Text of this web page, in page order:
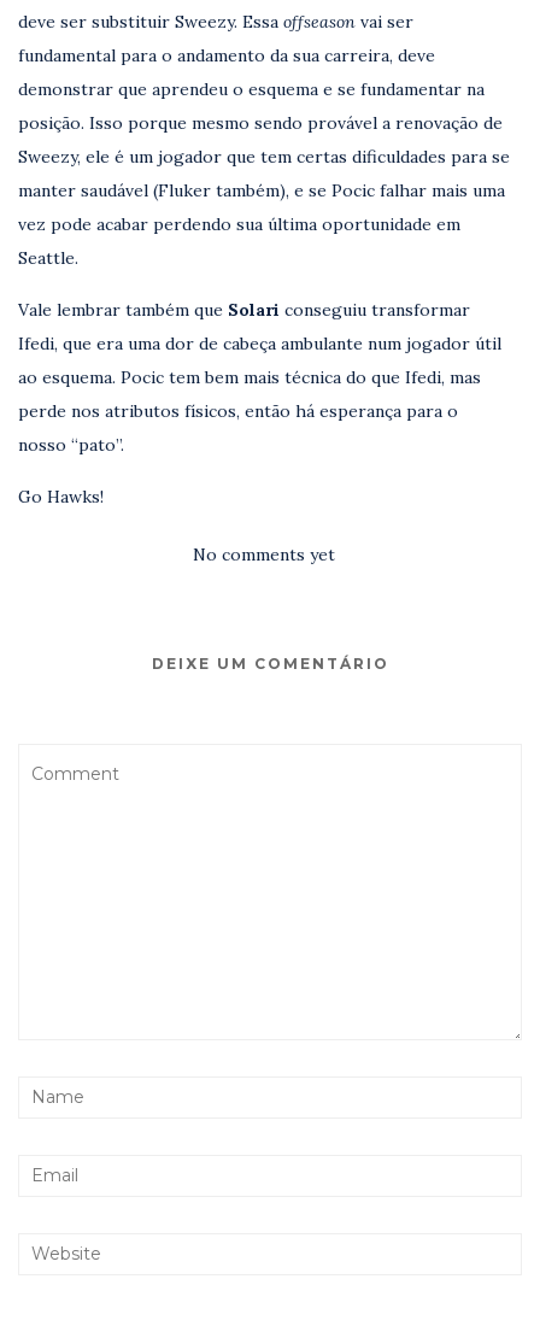
deve ser substituir Sweezy. Essa offseason vai ser
fundamental para o andamento da sua carreira, deve
demonstrar que aprendeu o esquema e se fundamentar na
posição. Isso porque mesmo sendo provável a renovação de
Sweezy, ele é um jogador que tem certas dificuldades para se
manter saudável (Fluker também), e se Pocic falhar mais uma
vez pode acabar perdendo sua última oportunidade em
Seattle.
Vale lembrar também que Solari conseguiu transformar
Ifedi, que era uma dor de cabeça ambulante num jogador útil
ao esquema. Pocic tem bem mais técnica do que Ifedi, mas
perde nos atributos físicos, então há esperança para o
nosso “pato”.
Go Hawks!
No comments yet
DEIXE UM COMENTÁRIO